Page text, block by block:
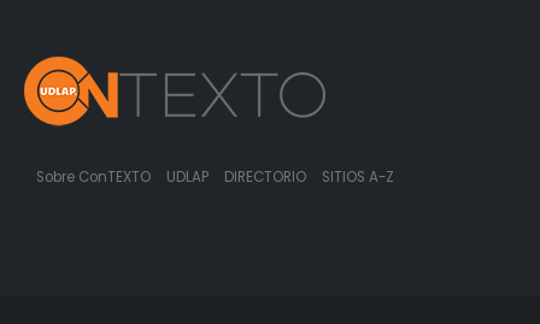
Sobre ConTEXTO UDLAP DIRECTORIO SITIOS A-Z